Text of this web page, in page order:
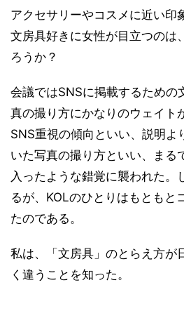
アクセサリーやコスメに近い印
文房具好きに女性が目立つのは
ろうか？
会議ではSNSに掲載するための
真の撮り方にかなりのウェイト
SNS重視の傾向といい、説明よ
いた写真の撮り方といい、まる
入ったような錯覚に襲われた。
るが、KOLのひとりはもともと
たのである。
私は、「文房具」のとらえ方が
く違うことを知った。